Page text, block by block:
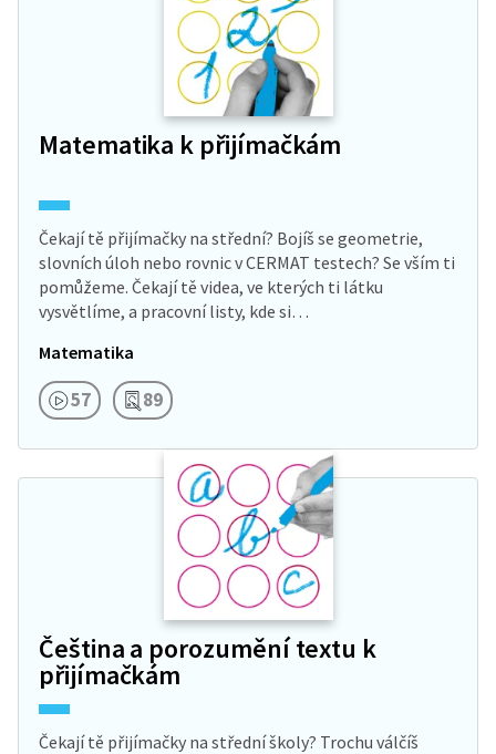
Matematika k přijímačkám
Čekají tě přijímačky na střední? Bojíš se geometrie,
slovních úloh nebo rovnic v CERMAT testech? Se vším ti
pomůžeme. Čekají tě videa, ve kterých ti látku
vysvětlíme, a pracovní listy, kde si…
Matematika
57 89
Čeština a porozumění textu k
přijímačkám
Čekají tě přijímačky na střední školy? Trochu válčíš